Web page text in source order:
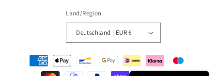
Land/Region
Deutschland | EUR €
Zahlungsmethoden